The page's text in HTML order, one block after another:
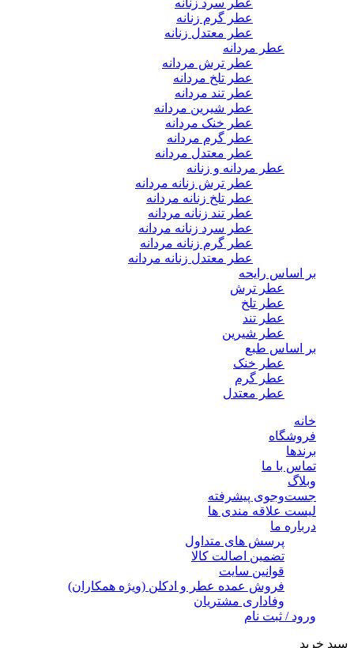
عطر گرم زنانه
عطر معتدل زنانه
عطر مردانه
عطر ترش مردانه
عطر تلخ مردانه
عطر تند مردانه
عطر شیرین مردانه
عطر خنک مردانه
عطر گرم مردانه
عطر معتدل مردانه
عطر مردانه و زنانه
عطر ترش زنانه مردانه
عطر تلخ زنانه مردانه
عطر تند زنانه مردانه
عطر سرد زنانه مردانه
عطر گرم زنانه مردانه
عطر معتدل زنانه مردانه
بر اساس رایحه
عطر ترش
عطر تلخ
عطر تند
عطر شیرین
بر اساس طبع
عطر خنک
عطر گرم
عطر معتدل
خانه
فروشگاه
برندها
تماس با ما
وبلاگ
جست‌وجوی پیشرفته
لیست علاقه مندی ها
درباره ما
پرسش های متداول
تضمین اصالت کالا
قوانین سایت
فروش عمده عطر و ادکلن (ویژه همکاران)
وفاداری مشتریان
ورود / ثبت نام
سبد خرید